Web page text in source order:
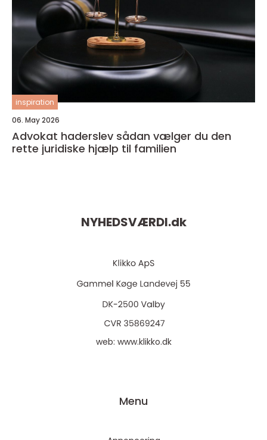
inspiration
06. May 2026
Advokat haderslev sådan vælger du den
rette juridiske hjælp til familien
NYHEDSVÆRDI.dk
web: www.klikko.dk
Menu